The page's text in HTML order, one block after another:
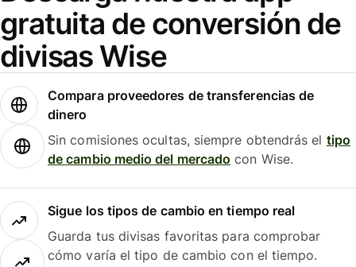
gratuita de conversión de
divisas Wise
Compara proveedores de transferencias de
dinero
Sin comisiones ocultas, siempre obtendrás el tipo
de cambio medio del mercado con Wise.
Sigue los tipos de cambio en tiempo real
Guarda tus divisas favoritas para comprobar
cómo varía el tipo de cambio con el tiempo.